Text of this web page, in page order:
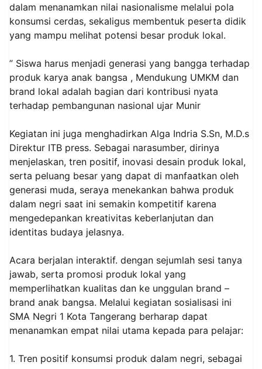
dalam menanamkan nilai nasionalisme melalui pola
konsumsi cerdas, sekaligus membentuk peserta didik
yang mampu melihat potensi besar produk lokal.
” Siswa harus menjadi generasi yang bangga terhadap
produk karya anak bangsa , Mendukung UMKM dan
brand lokal adalah bagian dari kontribusi nyata
terhadap pembangunan nasional ujar Munir
Kegiatan ini juga menghadirkan Alga Indria S.Sn, M.D.s
Direktur ITB press. Sebagai narasumber, dirinya
menjelaskan, tren positif, inovasi desain produk lokal,
serta peluang besar yang dapat di manfaatkan oleh
generasi muda, seraya menekankan bahwa produk
dalam negri saat ini semakin kompetitif karena
mengedepankan kreativitas keberlanjutan dan
identitas budaya jelasnya.
Acara berjalan interaktif. dengan sejumlah sesi tanya
jawab, serta promosi produk lokal yang
memperlihatkan kualitas dan ke unggulan brand –
brand anak bangsa. Melalui kegiatan sosialisasi ini
SMA Negri 1 Kota Tangerang berharap dapat
menanamkan empat nilai utama kepada para pelajar:
1. Tren positif konsumsi produk dalam negri, sebagai